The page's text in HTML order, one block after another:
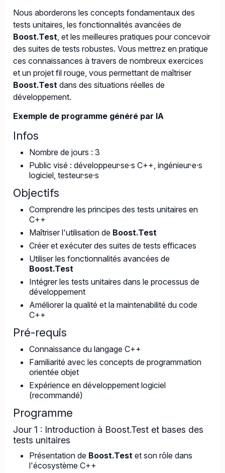
Nous aborderons les concepts fondamentaux des
tests unitaires, les fonctionnalités avancées de
Boost.Test, et les meilleures pratiques pour concevoir
des suites de tests robustes. Vous mettrez en pratique
ces connaissances à travers de nombreux exercices
et un projet fil rouge, vous permettant de maîtriser
Boost.Test dans des situations réelles de
développement.
Exemple de programme généré par IA
Infos
Nombre de jours : 3
Public visé : développeur·se·s C++, ingénieur·e·s
logiciel, testeur·se·s
Objectifs
Comprendre les principes des tests unitaires en
C++
Maîtriser l'utilisation de Boost.Test
Créer et exécuter des suites de tests efficaces
Utiliser les fonctionnalités avancées de
Boost.Test
Intégrer les tests unitaires dans le processus de
développement
Améliorer la qualité et la maintenabilité du code
C++
Pré-requis
Connaissance du langage C++
Familiarité avec les concepts de programmation
orientée objet
Expérience en développement logiciel
(recommandé)
Programme
Jour 1 : Introduction à Boost.Test et bases des
tests unitaires
Présentation de Boost.Test et son rôle dans
l'écosystème C++